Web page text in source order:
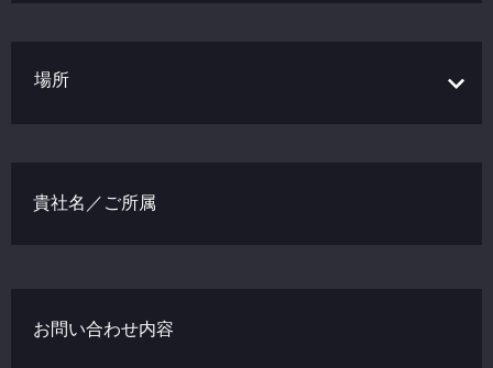
貴社名／ご所属
お問い合わせ内容